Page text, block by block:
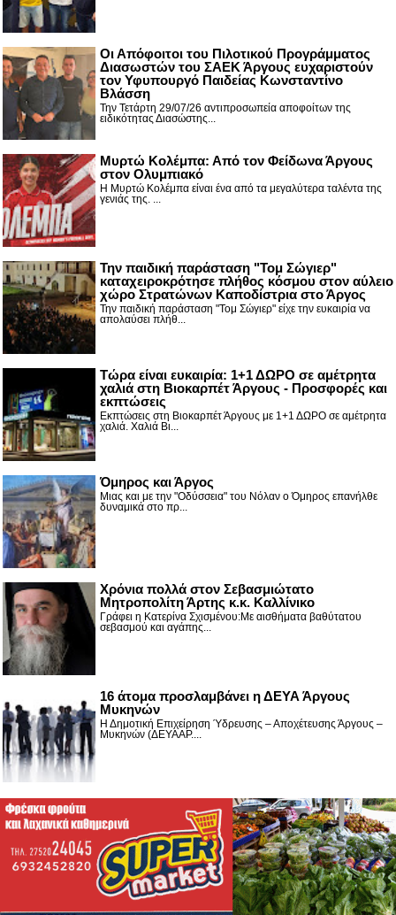
Οι Απόφοιτοι του Πιλοτικού Προγράμματος
Διασωστών του ΣΑΕΚ Άργους ευχαριστούν
τον Υφυπουργό Παιδείας Κωνσταντίνο
Βλάσση
Την Τετάρτη 29/07/26 αντιπροσωπεία αποφοίτων της
ειδικότητας Διασώστης...
Μυρτώ Κολέμπα: Από τον Φείδωνα Άργους
στον Ολυμπιακό
Η Μυρτώ Κολέμπα είναι ένα από τα μεγαλύτερα ταλέντα της
γενιάς της. ...
Την παιδική παράσταση "Τομ Σώγιερ"
καταχειροκρότησε πλήθος κόσμου στον αύλειο
χώρο Στρατώνων Καποδίστρια στο Άργος
Την παιδική παράσταση "Τομ Σώγιερ" είχε την ευκαιρία να
απολαύσει πλήθ...
Τώρα είναι ευκαιρία: 1+1 ΔΩΡΟ σε αμέτρητα
χαλιά στη Βιοκαρπέτ Άργους - Προσφορές και
εκπτώσεις
Εκπτώσεις στη Βιοκαρπέτ Άργους με 1+1 ΔΩΡΟ σε αμέτρητα
χαλιά. Χαλιά Βι...
Όμηρος και Άργος
Μιας και με την "Οδύσσεια" του Νόλαν ο Όμηρος επανήλθε
δυναμικά στο πρ...
Χρόνια πολλά στον Σεβασμιώτατο
Μητροπολίτη Άρτης κ.κ. Καλλίνικο
Γράφει η Κατερίνα Σχισμένου:Με αισθήματα βαθύτατου
σεβασμού και αγάπης...
16 άτομα προσλαμβάνει η ΔΕΥΑ Άργους
Μυκηνών
Η Δημοτική Επιχείρηση Ύδρευσης – Αποχέτευσης Άργους –
Μυκηνών (ΔΕΥΑΑΡ....